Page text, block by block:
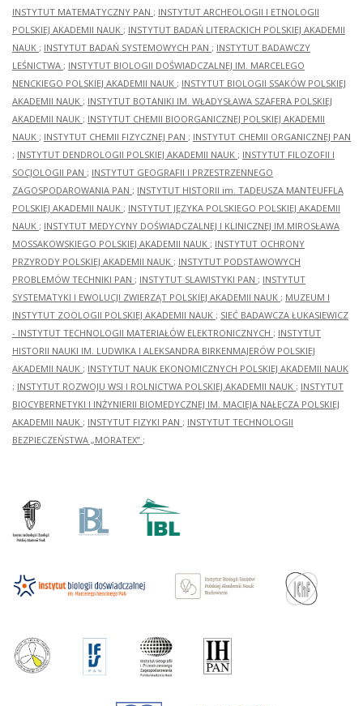
INSTYTUT MATEMATYCZNY PAN ; INSTYTUT ARCHEOLOGII I ETNOLOGII
POLSKIEJ AKADEMII NAUK ; INSTYTUT BADAŃ LITERACKICH POLSKIEJ AKADEMII
NAUK ; INSTYTUT BADAŃ SYSTEMOWYCH PAN ; INSTYTUT BADAWCZY
LEŚNICTWA ; INSTYTUT BIOLOGII DOŚWIADCZALNEJ IM. MARCELEGO
NENCKIEGO POLSKIEJ AKADEMII NAUK ; INSTYTUT BIOLOGII SSAKÓW POLSKIEJ
AKADEMII NAUK ; INSTYTUT BOTANIKI IM. WŁADYSŁAWA SZAFERA POLSKIEJ
AKADEMII NAUK ; INSTYTUT CHEMII BIOORGANICZNEJ POLSKIEJ AKADEMII
NAUK ; INSTYTUT CHEMII FIZYCZNEJ PAN ; INSTYTUT CHEMII ORGANICZNEJ PAN
; INSTYTUT DENDROLOGII POLSKIEJ AKADEMII NAUK ; INSTYTUT FILOZOFII I
SOCJOLOGII PAN ; INSTYTUT GEOGRAFII I PRZESTRZENNEGO
ZAGOSPODAROWANIA PAN ; INSTYTUT HISTORII im. TADEUSZA MANTEUFFLA
POLSKIEJ AKADEMII NAUK ; INSTYTUT JĘZYKA POLSKIEGO POLSKIEJ AKADEMII
NAUK ; INSTYTUT MEDYCYNY DOŚWIADCZALNEJ I KLINICZNEJ IM.MIROSŁAWA
MOSSAKOWSKIEGO POLSKIEJ AKADEMII NAUK ; INSTYTUT OCHRONY
PRZYRODY POLSKIEJ AKADEMII NAUK ; INSTYTUT PODSTAWOWYCH
PROBLEMÓW TECHNIKI PAN ; INSTYTUT SLAWISTYKI PAN ; INSTYTUT
SYSTEMATYKI I EWOLUCJI ZWIERZĄT POLSKIEJ AKADEMII NAUK ; MUZEUM I
INSTYTUT ZOOLOGII POLSKIEJ AKADEMII NAUK ; SIEĆ BADAWCZA ŁUKASIEWICZ
- INSTYTUT TECHNOLOGII MATERIAŁÓW ELEKTRONICZNYCH ; INSTYTUT
HISTORII NAUKI IM. LUDWIKA I ALEKSANDRA BIRKENMAJERÓW POLSKIEJ
AKADEMII NAUK ; INSTYTUT NAUK EKONOMICZNYCH POLSKIEJ AKADEMII NAUK
; INSTYTUT ROZWOJU WSI I ROLNICTWA POLSKIEJ AKADEMII NAUK ; INSTYTUT
BIOCYBERNETYKI I INŻYNIERII BIOMEDYCZNEJ IM. MACIEJA NAŁĘCZA POLSKIEJ
AKADEMII NAUK ; INSTYTUT FIZYKI PAN ; INSTYTUT TECHNOLOGII
BEZPIECZEŃSTWA „MORATEX” ;